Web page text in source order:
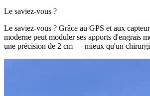
Le saviez-vous ?
Le saviez-vous ? Grâce au GPS et aux
moderne peut moduler ses apports d'engrais
une précision de 2 cm — mieux qu'un